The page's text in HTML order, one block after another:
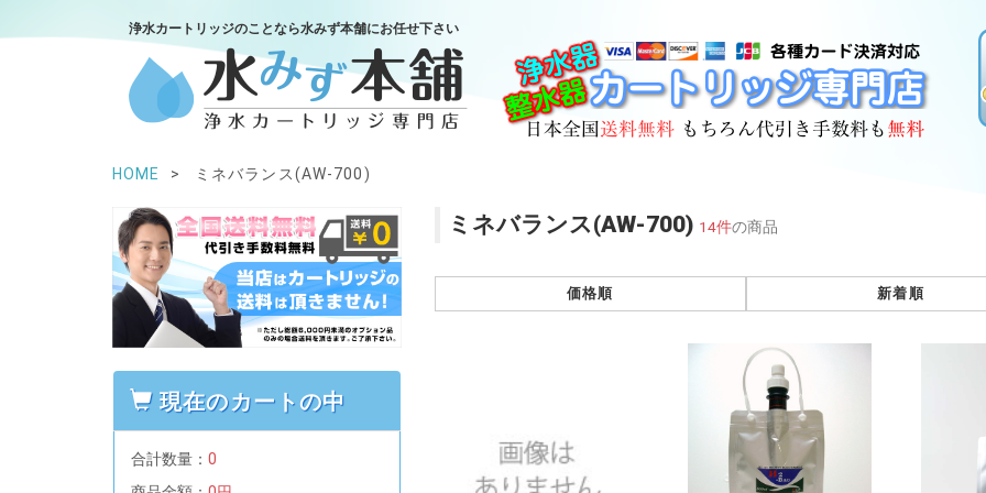
浄水カートリッジのことなら水みず本舗にお任せ下さい
HOME ミネバランス(AW-700)
ミネバランス(AW-700) 14件の商品
価格順 新着順
現在のカートの中
合計数量： 0